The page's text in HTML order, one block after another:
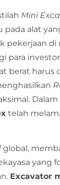
Mini
alat
pekerjaan di
para
berat harus
telah
global,
yang
Excavator